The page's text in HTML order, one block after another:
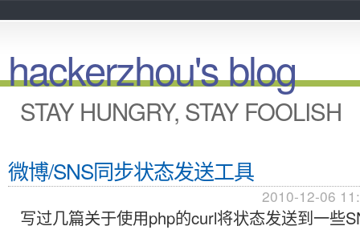
hackerzhou's blog
STAY HUNGRY, STAY FOOLISH
微博/SNS同步状态发送工具
2010-12-06
写过几篇关于使用php的curl将状态发送到一些